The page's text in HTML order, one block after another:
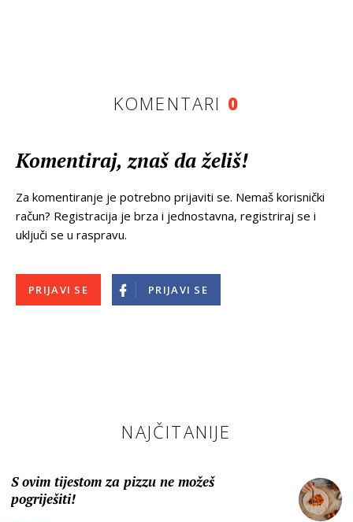
KOMENTARI 0
Komentiraj, znaš da želiš!
Za komentiranje je potrebno prijaviti se. Nemaš korisnički
račun? Registracija je brza i jednostavna, registriraj se i
uključi se u raspravu.
PRIJAVI SE PRIJAVI SE
NAJČITANIJE
S ovim tijestom za pizzu ne možeš
pogriješiti!